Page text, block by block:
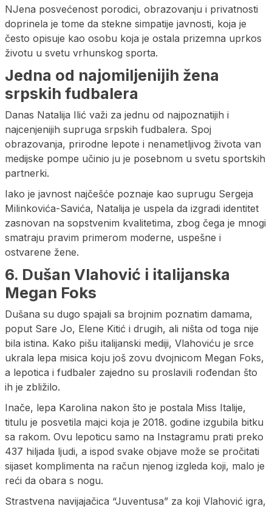
NJena posvećenost porodici, obrazovanju i privatnosti
doprinela je tome da stekne simpatije javnosti, koja je
često opisuje kao osobu koja je ostala prizemna uprkos
životu u svetu vrhunskog sporta.
Jedna od najomiljenijih žena
srpskih fudbalera
Danas Natalija Ilić važi za jednu od najpoznatijih i
najcenjenijih supruga srpskih fudbalera. Spoj
obrazovanja, prirodne lepote i nenametljivog života van
medijske pompe učinio ju je posebnom u svetu sportskih
partnerki.
Iako je javnost najčešće poznaje kao suprugu Sergeja
Milinkovića-Savića, Natalija je uspela da izgradi identitet
zasnovan na sopstvenim kvalitetima, zbog čega je mnogi
smatraju pravim primerom moderne, uspešne i
ostvarene žene.
6. Dušan Vlahović i italijanska
Megan Foks
Dušana su dugo spajali sa brojnim poznatim damama,
poput Sare Jo, Elene Kitić i drugih, ali ništa od toga nije
bila istina. Kako pišu italijanski mediji, Vlahoviću je srce
ukrala lepa misica koju još zovu dvojnicom Megan Foks,
a lepotica i fudbaler zajedno su proslavili rođendan što
ih je zbližilo.
Inače, lepa Karolina nakon što je postala Miss Italije,
titulu je posvetila majci koja je 2018. godine izgubila bitku
sa rakom. Ovu lepoticu samo na Instagramu prati preko
437 hiljada ljudi, a ispod svake objave može se pročitati
sijaset komplimenta na račun njenog izgleda koji, malo je
reći da obara s nogu.
Strastvena navijajačica “Juventusa” za koji Vlahović igra,